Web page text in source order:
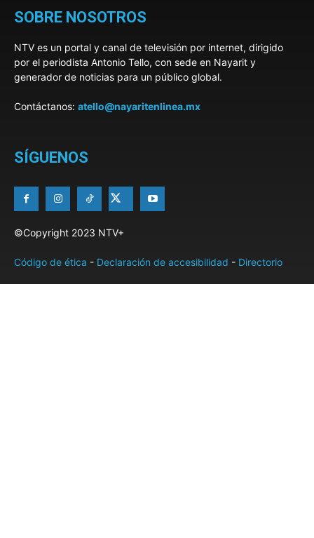
SOBRE NOSOTROS
NTV es un portal y canal de televisión por internet, dirigido
por el periodista Antonio Tello, con sede en Nayarit y
generador de noticias para un público global.
Contáctanos: atello@nayaritenlinea.mx
SÍGUENOS
©Copyright 2023 NTV+
Código de ética - Declaración de accesibilidad - Directorio